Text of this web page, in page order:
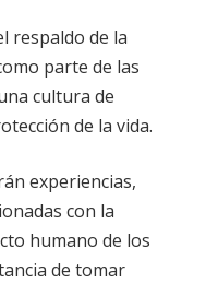
respaldo de la
parte de las
cultura de
de la vida.
experiencias,
con la
humano de los
de tomar